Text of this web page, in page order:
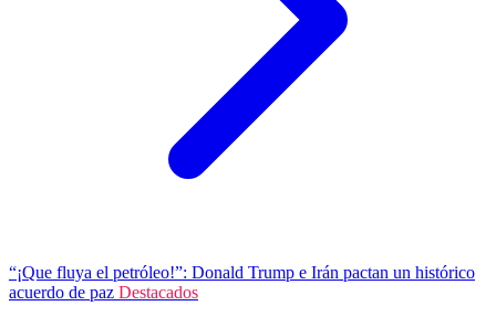
“¡Que fluya el petróleo!”: Donald Trump e Irán pactan un histórico
acuerdo de paz Destacados